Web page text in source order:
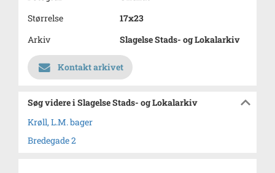
Størrelse
17x23
Arkiv
Slagelse Stads- og Lokalarkiv
Kontakt arkivet
Søg videre i Slagelse Stads- og Lokalarkiv
Krøll, L.M. bager
Bredegade 2